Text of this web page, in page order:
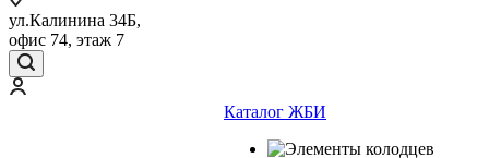
ул.Калинина 34Б,
офис 74, этаж 7
Каталог ЖБИ